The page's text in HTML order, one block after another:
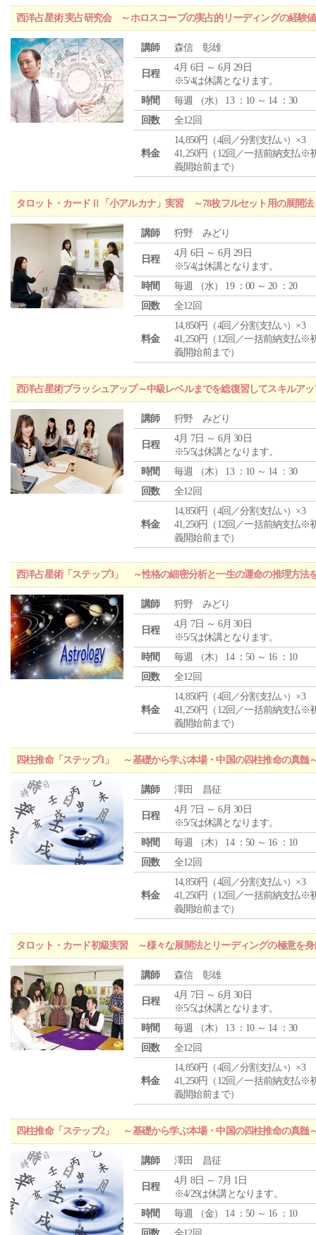
西洋占星術 実占研究会 ～ホロスコープの実占的リーディングの経験
講師 森信 彰雄
日程
4月 6日 ～ 6月 29日
※5/4は休講となります。
時間
毎週 （水） 13 ：10 ～ 14 ：30
回数
全12回
料金
14,850円（4回／分割支払い）×3
41,250円（12回／一括前納支払※
義開始前まで）
タロット・カードⅡ「小アルカナ」実習 ～78枚フルセット用の展開法
講師 狩野 みどり
日程
4月 6日 ～ 6月 29日
※5/4は休講となります。
時間
毎週 （水） 19 ：00 ～ 20 ：20
回数
全12回
料金
14,850円（4回／分割支払い）×3
41,250円（12回／一括前納支払※
義開始前まで）
西洋占星術ブラッシュアップ～中級レベルまでを総復習してスキルア
講師 狩野 みどり
日程
4月 7日 ～ 6月 30日
※5/5は休講となります。
時間
毎週 （木） 13 ：10 ～ 14 ：30
回数
全12回
料金
14,850円（4回／分割支払い）×3
41,250円（12回／一括前納支払※
義開始前まで）
西洋占星術「ステップ3」 ～性格の細密分析と一生の運命の推理方法
講師 狩野 みどり
日程
4月 7日 ～ 6月 30日
※5/5は休講となります。
時間
毎週 （木） 14 ：50 ～ 16 ：10
回数
全12回
料金
14,850円（4回／分割支払い）×3
41,250円（12回／一括前納支払※
義開始前まで）
四柱推命「ステップ1」 ～基礎から学ぶ本場・中国の四柱推命の真髄
講師 澤田 昌征
日程
4月 7日 ～ 6月 30日
※5/5は休講となります。
時間
毎週 （木） 14 ：50 ～ 16 ：10
回数
全12回
料金
14,850円（4回／分割支払い）×3
41,250円（12回／一括前納支払※
義開始前まで）
タロット・カード初級実習 ～様々な展開法とリーディングの極意を身
講師 森信 彰雄
日程
4月 7日 ～ 6月 30日
※5/5は休講となります。
時間
毎週 （木） 13 ：10 ～ 14 ：30
回数
全12回
料金
14,850円（4回／分割支払い）×3
41,250円（12回／一括前納支払※
義開始前まで）
四柱推命「ステップ2」 ～基礎から学ぶ本場・中国の四柱推命の真髄
講師 澤田 昌征
日程
4月 8日 ～ 7月 1日
※4/29は休講となります。
時間
毎週 （金） 14 ：50 ～ 16 ：10